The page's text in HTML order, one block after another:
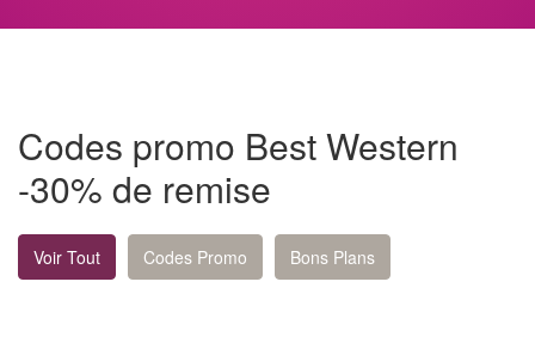
Codes promo Best Western
-30% de remise
Voir Tout Codes Promo Bons Plans